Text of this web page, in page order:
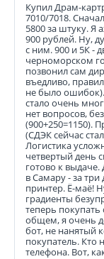
Купил Драм-
7010/7018.
5800 за штуку. Я
900 рублей. Ну,
с ним. 900 и 5К -
черноморском
позвонил сам
въедливо,
не было ошибок).
стало очень
нет вопросов,
(900+250=1150).
(СДЭК сейчас
Логистика
четвертый день
готово к
в Самару - за
принтер. Ё-маё!
градиенты
теперь
общем, я очень
бот, не нанятый
покупатель. Кто
телефона. Вот,